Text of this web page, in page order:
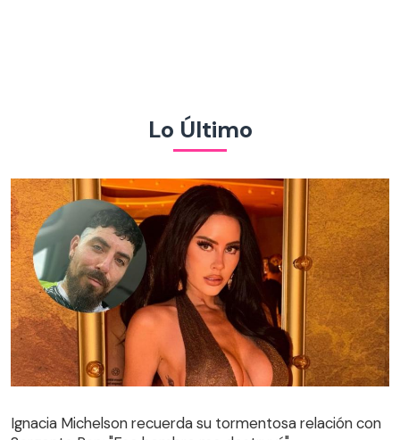
Lo Último
Sargento Rap: "Ese hombre me destruyó"
Ignacia Michelson recuerda su tormentosa relación con